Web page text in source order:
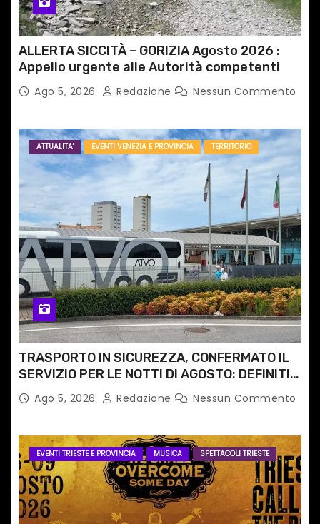
ALLERTA SICCITÀ – GORIZIA Agosto 2026 :
Appello urgente alle Autorità competenti
Ago 5, 2026 Redazione Nessun Commento
ATTUALITA' EVENTI VENEZIA E PROVINCIA TERRITORIO
TRASPORTO IN SICUREZZA, CONFERMATO IL
SERVIZIO PER LE NOTTI DI AGOSTO: DEFINITI
PERCORSI, FERMATE E ORARIO
Ago 5, 2026 Redazione Nessun Commento
EVENTI TRIESTE E PROVINCIA MUSICA SPETTACOLI TRIESTE